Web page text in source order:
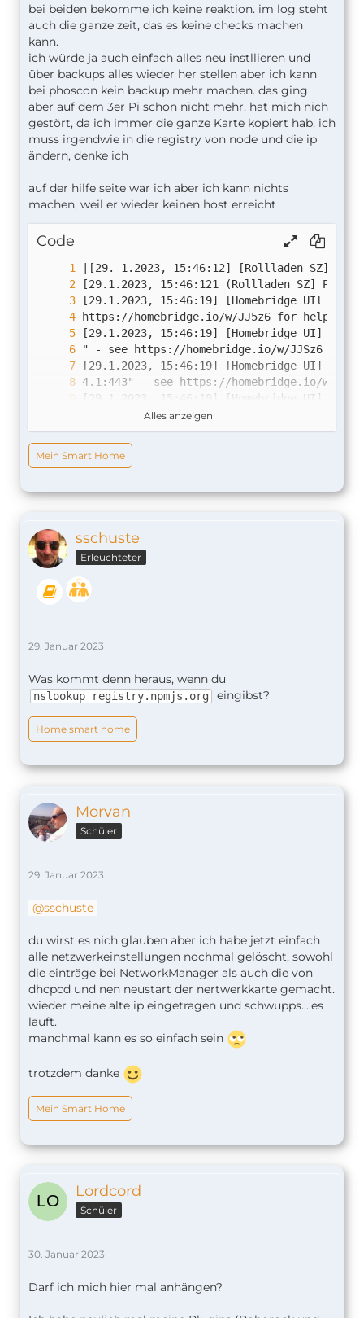
bei beiden bekomme ich keine reaktion. im log steht
auch die ganze zeit, das es keine checks machen
kann.
ich würde ja auch einfach alles neu instllieren und
über backups alles wieder her stellen aber ich kann
bei phoscon kein backup mehr machen. das ging
aber auf dem 3er Pi schon nicht mehr. hat mich nich
gestört, da ich immer die ganze Karte kopiert hab. ich
muss irgendwie in die registry von node und die ip
ändern, denke ich
auf der hilfe seite war ich aber ich kann nichts
machen, weil er wieder keinen host erreicht
Code
[29. 1.2023, 15:46:27] [Rollladen SZ]
Alles anzeigen
Mein Smart Home
sschuste
Erleuchteter
29. Januar 2023
Was kommt denn heraus, wenn du
nslookup registry.npmjs.org eingibst?
Home smart home
Morvan
Schüler
29. Januar 2023
sschuste
du wirst es nich glauben aber ich habe jetzt einfach
alle netzwerkeinstellungen nochmal gelöscht, sowohl
die einträge bei NetworkManager als auch die von
dhcpcd und nen neustart der nertwerkkarte gemacht.
wieder meine alte ip eingetragen und schwupps....es
läuft.
manchmal kann es so einfach sein
trotzdem danke
Mein Smart Home
Lordcord
Schüler
30. Januar 2023
Darf ich mich hier mal anhängen?